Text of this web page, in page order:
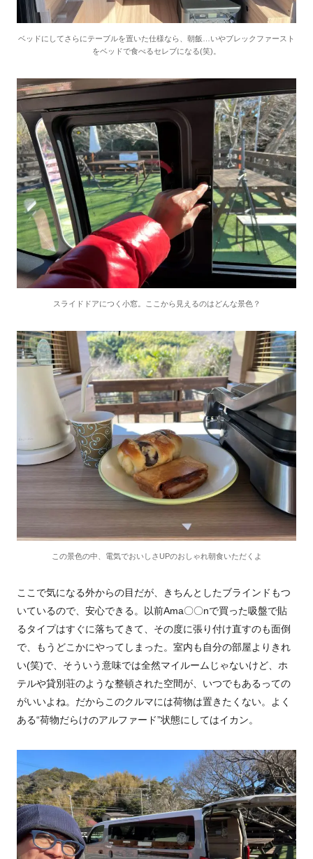
ベッドにしてさらにテーブルを置いた仕様なら、朝飯…いやブレックファースト
をベッドで食べるセレブになる(笑)。
スライドドアにつく小窓。ここから見えるのはどんな景色？
この景色の中、電気でおいしさUPのおしゃれ朝食いただくよ
ここで気になる外からの目だが、きちんとしたブラインドもつ
いているので、安心できる。以前Ama〇〇nで買った吸盤で貼
るタイプはすぐに落ちてきて、その度に張り付け直すのも面倒
で、もうどこかにやってしまった。室内も自分の部屋よりきれ
い(笑)で、そういう意味では全然マイルームじゃないけど、ホ
テルや貸別荘のような整頓された空間が、いつでもあるっての
がいいよね。だからこのクルマには荷物は置きたくない。よく
ある“荷物だらけのアルファード”状態にしてはイカン。